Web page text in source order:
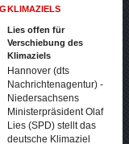
Lies offen für
Verschiebung des
Klimaziels
Hannover (dts
Nachrichtenagentur) -
Niedersachsens
Ministerpräsident Olaf
Lies (SPD) stellt das
deutsche Klimaziel